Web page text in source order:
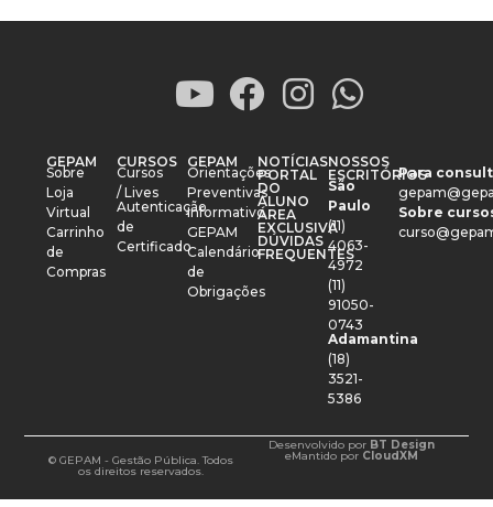
GEPAM
Sobre
Loja
Virtual
Carrinho
de
Compras
CURSOS
Cursos
/ Lives
Autenticação
de
Certificado
GEPAM
Orientações
Preventivas
Informativo
GEPAM
Calendário
de
Obrigações
NOTÍCIAS
PORTAL
DO
ALUNO
ÁREA
EXCLUSIVA
DÚVIDAS
FREQUENTES
NOSSOS
ESCRITÓRIOS
São
Paulo
(11)
4063-
4972
(11)
91050-
0743
Adamantina
(18)
3521-
5386
Para
Sobre
© GEPAM - Gestão Pública. Todos
os direitos reservados.
Desenvolvido por BT Design
eMantido por CloudXM